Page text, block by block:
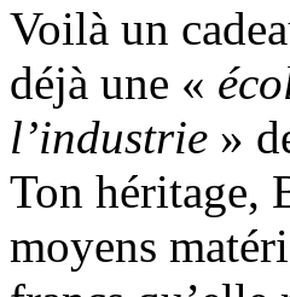
Voilà un
déjà une «
l’industrie »
Ton héritage,
moyens